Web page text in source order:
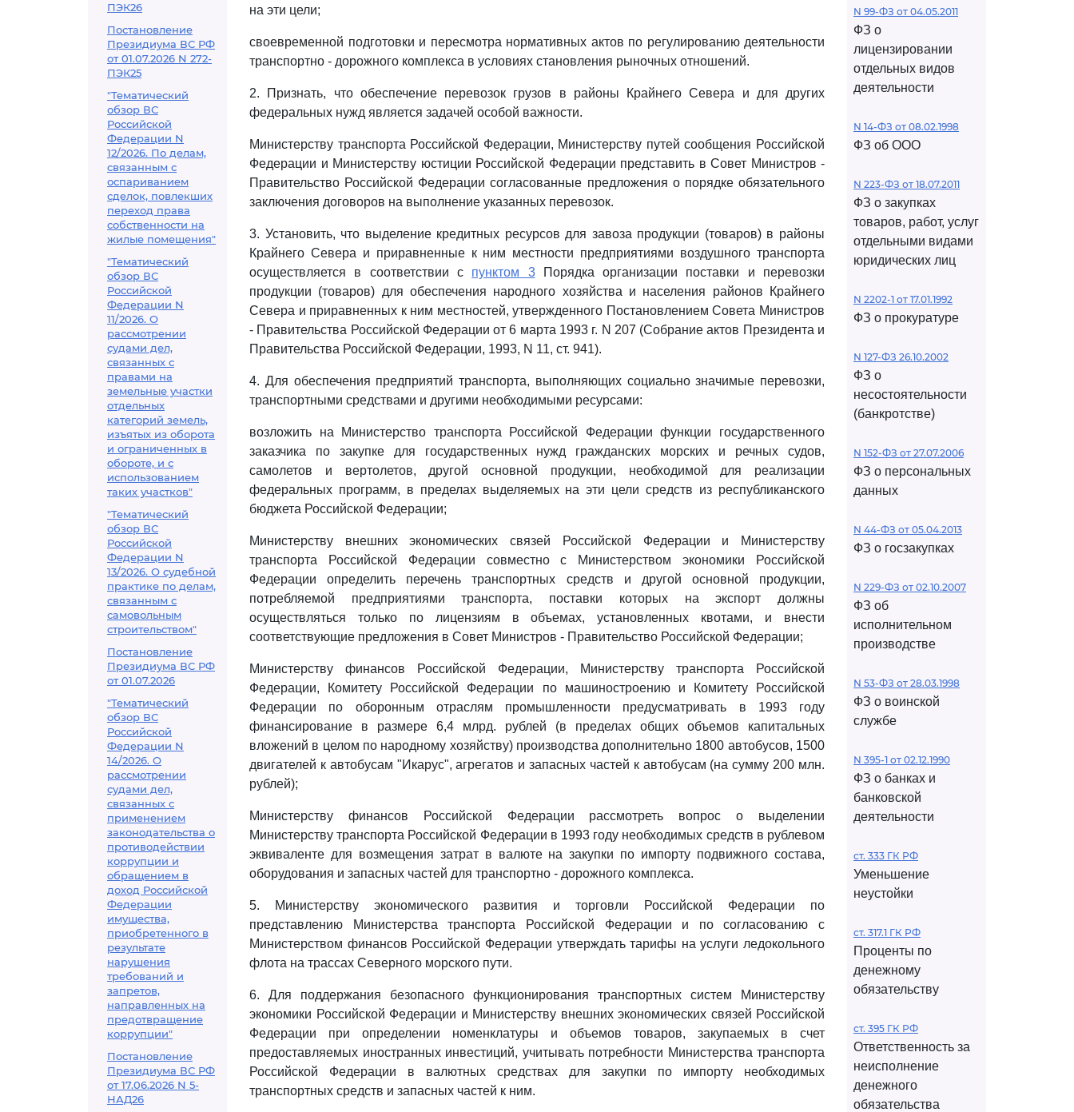
ПЭК26
Постановление
Президиума ВС РФ
от 01.07.2026 N 272-
ПЭК25
"Тематический
обзор ВС
Российской
Федерации N
12/2026. По делам,
связанным с
оспариванием
сделок, повлекших
переход права
собственности на
жилые помещения"
"Тематический
обзор ВС
Российской
Федерации N
11/2026. О
рассмотрении
судами дел,
связанных с
правами на
земельные участки
отдельных
категорий земель,
изъятых из оборота
и ограниченных в
обороте, и с
использованием
таких участков"
"Тематический
обзор ВС
Российской
Федерации N
13/2026. О судебной
практике по делам,
связанным с
самовольным
строительством"
Постановление
Президиума ВС РФ
от 01.07.2026
"Тематический
обзор ВС
Российской
Федерации N
14/2026. О
рассмотрении
судами дел,
связанных с
применением
законодательства о
противодействии
коррупции и
обращением в
доход Российской
Федерации
имущества,
приобретенного в
результате
нарушения
требований и
запретов,
направленных на
предотвращение
коррупции"
Постановление
Президиума ВС РФ
от 17.06.2026 N 5-
НАД26
на эти цели;
своевременной подготовки и пересмотра нормативных актов по регулированию деятельности
транспортно - дорожного комплекса в условиях становления рыночных отношений.
2. Признать, что обеспечение перевозок грузов в районы Крайнего Севера и для других
федеральных нужд является задачей особой важности.
Министерству транспорта Российской Федерации, Министерству путей сообщения Российской
Федерации и Министерству юстиции Российской Федерации представить в Совет Министров -
Правительство Российской Федерации согласованные предложения о порядке обязательного
заключения договоров на выполнение указанных перевозок.
3. Установить, что выделение кредитных ресурсов для завоза продукции (товаров) в районы
Крайнего Севера и приравненные к ним местности предприятиями воздушного транспорта
осуществляется в соответствии с пунктом 3Порядка организации поставки и перевозки
продукции (товаров) для обеспечения народного хозяйства и населения районов Крайнего
Севера и приравненных к ним местностей, утвержденного Постановлением Совета Министров
- Правительства Российской Федерации от 6 марта 1993 г. N 207 (Собрание актов Президента и
Правительства Российской Федерации, 1993, N 11, ст. 941).
4. Для обеспечения предприятий транспорта, выполняющих социально значимые перевозки,
транспортными средствами и другими необходимыми ресурсами:
возложить на Министерство транспорта Российской Федерации функции государственного
заказчика по закупке для государственных нужд гражданских морских и речных судов,
самолетов и вертолетов, другой основной продукции, необходимой для реализации
федеральных программ, в пределах выделяемых на эти цели средств из республиканского
бюджета Российской Федерации;
Министерству внешних экономических связей Российской Федерации и Министерству
транспорта Российской Федерации совместно с Министерством экономики Российской
Федерации определить перечень транспортных средств и другой основной продукции,
потребляемой предприятиями транспорта, поставки которых на экспорт должны
осуществляться только по лицензиям в объемах, установленных квотами, и внести
соответствующие предложения в Совет Министров - Правительство Российской Федерации;
Министерству финансов Российской Федерации, Министерству транспорта Российской
Федерации, Комитету Российской Федерации по машиностроению и Комитету Российской
Федерации по оборонным отраслям промышленности предусматривать в 1993 году
финансирование в размере 6,4 млрд. рублей (в пределах общих объемов капитальных
вложений в целом по народному хозяйству) производства дополнительно 1800 автобусов, 1500
двигателей к автобусам "Икарус", агрегатов и запасных частей к автобусам (на сумму 200 млн.
рублей);
Министерству финансов Российской Федерации рассмотреть вопрос о выделении
Министерству транспорта Российской Федерации в 1993 году необходимых средств в рублевом
эквиваленте для возмещения затрат в валюте на закупки по импорту подвижного состава,
оборудования и запасных частей для транспортно - дорожного комплекса.
5. Министерству экономического развития и торговли Российской Федерации по
представлению Министерства транспорта Российской Федерации и по согласованию с
Министерством финансов Российской Федерации утверждать тарифы на услуги ледокольного
флота на трассах Северного морского пути.
6. Для поддержания безопасного функционирования транспортных систем Министерству
экономики Российской Федерации и Министерству внешних экономических связей Российской
Федерации при определении номенклатуры и объемов товаров, закупаемых в счет
предоставляемых иностранных инвестиций, учитывать потребности Министерства транспорта
Российской Федерации в валютных средствах для закупки по импорту необходимых
транспортных средств и запасных частей к ним.
N 99-ФЗ от 04.05.2011
ФЗ о
лицензировании
отдельных видов
деятельности
N 14-ФЗ от 08.02.1998
ФЗ об ООО
N 223-ФЗ от 18.07.2011
ФЗ о закупках
товаров, работ, услуг
отдельными видами
юридических лиц
N 2202-1 от 17.01.1992
ФЗ о прокуратуре
N 127-ФЗ 26.10.2002
ФЗ о
несостоятельности
(банкротстве)
N 152-ФЗ от 27.07.2006
ФЗ о персональных
данных
N 44-ФЗ от 05.04.2013
ФЗ о госзакупках
N 229-ФЗ от 02.10.2007
ФЗ об
исполнительном
производстве
N 53-ФЗ от 28.03.1998
ФЗ о воинской
службе
N 395-1 от 02.12.1990
ФЗ о банках и
банковской
деятельности
ст. 333 ГК РФ
Уменьшение
неустойки
ст. 317.1 ГК РФ
Проценты по
денежному
обязательству
ст. 395 ГК РФ
Ответственность за
неисполнение
денежного
обязательства